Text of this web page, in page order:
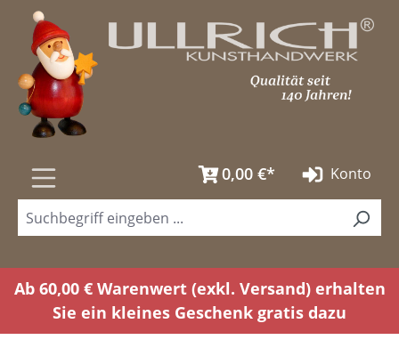
Zum Hauptinhalt springen
0,00 €* Konto
Ab 60,00 € Warenwert (exkl. Versand) erhalten
Sie ein kleines Geschenk gratis dazu